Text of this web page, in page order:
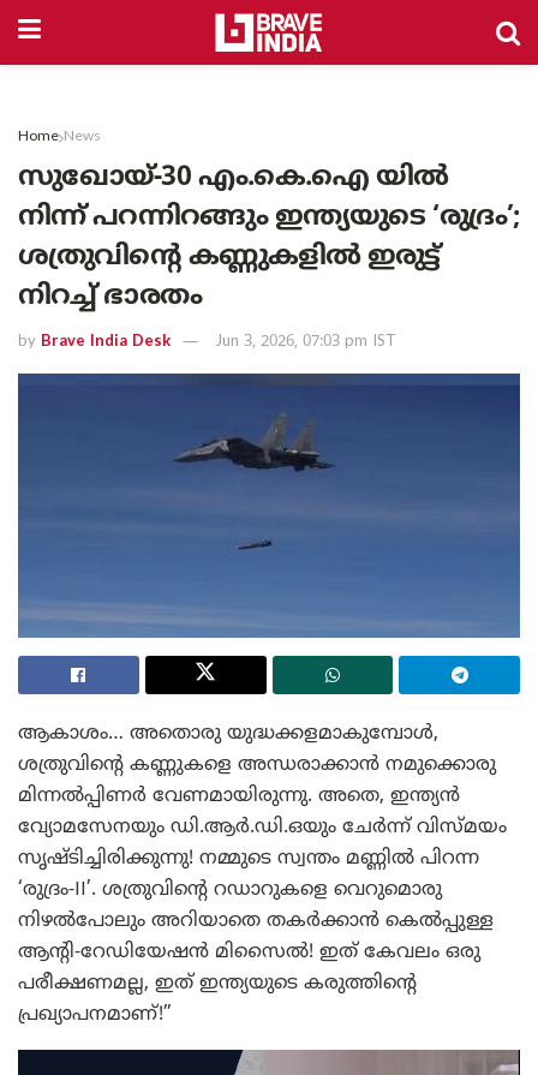
Home News
സുഖോയ്-30 എം.കെ.ഐ യിൽ
നിന്ന് പറന്നിറങ്ങും ഇന്ത്യയുടെ ‘രുദ്രം’;
ശത്രുവിന്റെ കണ്ണുകളിൽ ഇരുട്ട്
നിറച്ച് ഭാരതം
by Brave India Desk Jun 3, 2026, 07:03 pm IST
ആകാശം… അതൊരു യുദ്ധക്കളമാകുമ്പോൾ,
ശത്രുവിന്റെ കണ്ണുകളെ അന്ധരാക്കാൻ നമുക്കൊരു
മിന്നൽപ്പിണർ വേണമായിരുന്നു. അതെ, ഇന്ത്യൻ
വ്യോമസേനയും ഡി.ആർ.ഡി.ഒയും ചേർന്ന് വിസ്മയം
സൃഷ്ടിച്ചിരിക്കുന്നു! നമ്മുടെ സ്വന്തം മണ്ണിൽ പിറന്ന
‘രുദ്രം-II’. ശത്രുവിന്റെ റഡാറുകളെ വെറുമൊരു
നിഴൽപോലും അറിയാതെ തകർക്കാൻ കെൽപ്പുള്ള
ആന്റി-റേഡിയേഷൻ മിസൈൽ! ഇത് കേവലം ഒരു
പരീക്ഷണമല്ല, ഇത് ഇന്ത്യയുടെ കരുത്തിന്റെ
പ്രഖ്യാപനമാണ്!”